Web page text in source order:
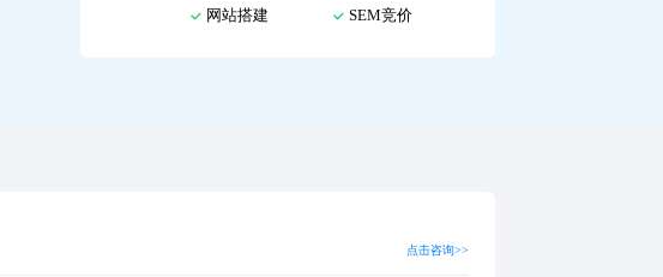
网站搭建
SEM竞价
点击咨询>>